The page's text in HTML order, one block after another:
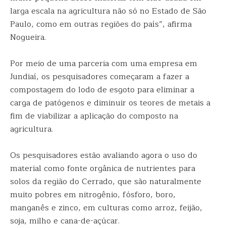
larga escala na agricultura não só no Estado de São
Paulo, como em outras regiões do país”, afirma
Nogueira.
Por meio de uma parceria com uma empresa em
Jundiaí, os pesquisadores começaram a fazer a
compostagem do lodo de esgoto para eliminar a
carga de patógenos e diminuir os teores de metais a
fim de viabilizar a aplicação do composto na
agricultura.
Os pesquisadores estão avaliando agora o uso do
material como fonte orgânica de nutrientes para
solos da região do Cerrado, que são naturalmente
muito pobres em nitrogênio, fósforo, boro,
manganês e zinco, em culturas como arroz, feijão,
soja, milho e cana-de-açúcar.